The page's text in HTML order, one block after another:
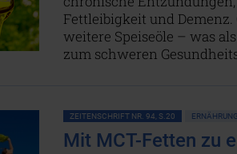
Fettleibigkeit und Demenz.
weitere Speiseöle – was
zum schweren
ZEITENSCHRIFT NR. 94, S.20 ERNÄHRUNG
Mit MCT-Fetten zu